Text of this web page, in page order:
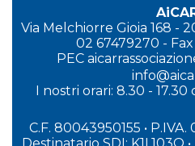
Via Melchiorre Gioia 168 -
02 67479270 -
PEC
I nostri orari: 8.30 -
C.F. 80043950155 •